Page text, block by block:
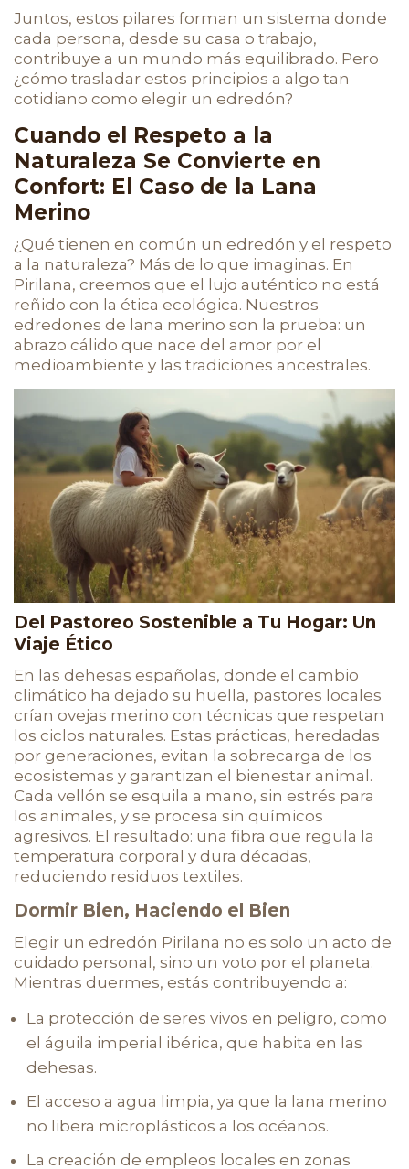
Juntos, estos pilares forman un sistema donde
cada persona, desde su casa o trabajo,
contribuye a un mundo más equilibrado. Pero
¿cómo trasladar estos principios a algo tan
cotidiano como elegir un edredón?
Cuando el Respeto a la
Naturaleza Se Convierte en
Confort: El Caso de la Lana
Merino
¿Qué tienen en común un edredón y el respeto
a la naturaleza? Más de lo que imaginas. En
Pirilana, creemos que el lujo auténtico no está
reñido con la ética ecológica. Nuestros
edredones de lana merino son la prueba: un
abrazo cálido que nace del amor por el
medioambiente y las tradiciones ancestrales.
Del Pastoreo Sostenible a Tu Hogar: Un
Viaje Ético
En las dehesas españolas, donde el cambio
climático ha dejado su huella, pastores locales
crían ovejas merino con técnicas que respetan
los ciclos naturales. Estas prácticas, heredadas
por generaciones, evitan la sobrecarga de los
ecosistemas y garantizan el bienestar animal.
Cada vellón se esquila a mano, sin estrés para
los animales, y se procesa sin químicos
agresivos. El resultado: una fibra que regula la
temperatura corporal y dura décadas,
reduciendo residuos textiles.
Dormir Bien, Haciendo el Bien
Elegir un edredón Pirilana no es solo un acto de
cuidado personal, sino un voto por el planeta.
Mientras duermes, estás contribuyendo a:
La protección de seres vivos en peligro, como
el águila imperial ibérica, que habita en las
dehesas.
El acceso a agua limpia, ya que la lana merino
no libera microplásticos a los océanos.
La creación de empleos locales en zonas